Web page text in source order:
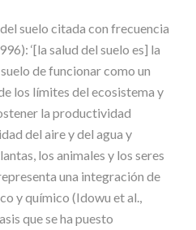
suelo citada con frecuencia
‘[la salud del suelo es] la
de funcionar como un
los límites del ecosistema y
la productividad
del aire y del agua y
los animales y los seres
una integración de
y químico (Idowu et al.,
que se ha puesto